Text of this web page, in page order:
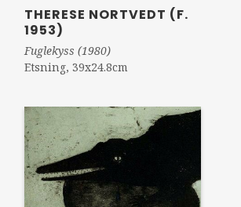
THERESE NORTVEDT (F.
1953)
Fuglekyss (1980)
Etsning, 39x24.8cm